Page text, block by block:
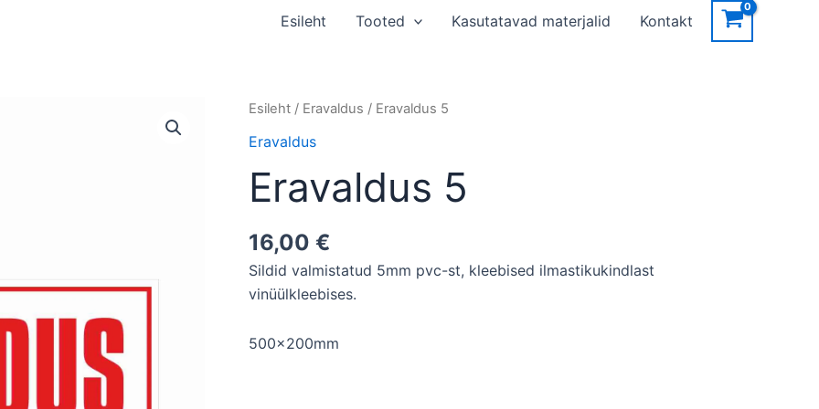
Esileht Tooted Kasutatavad materjalid Kontakt
Esileht / Eravaldus / Eravaldus 5
Eravaldus
Eravaldus 5
16,00 €
Sildid valmistatud 5mm pvc-st, kleebised ilmastikukindlast
vinüülkleebises.
500x200mm
Eravaldus